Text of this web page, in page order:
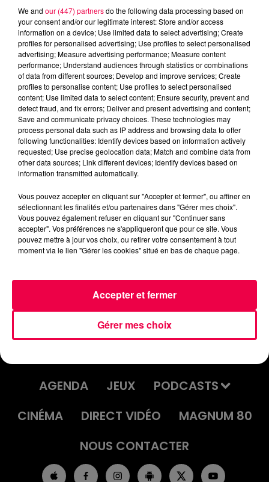
podcasts/2025/11/Drole-de-Bruit-4.mp3
AGENDA
JEUX
PODCASTS
CINÉMA
DIRECT VIDÉO
MAGNUM 80
NOUS CONTACTER
We and our (447) partnersdo the following data processing based on
your consent and/or our legitimate interest: Store and/or access
information on a device; Use limited data to select advertising; Create
profiles for personalised advertising; Use profiles to select personalised
advertising; Measure advertising performance; Measure content
performance; Understand audiences through statistics or combinations
of data from different sources; Develop and improve services; Create
profiles to personalise content; Use profiles to select personalised
content; Use limited data to select content; Ensure security, prevent and
detect fraud, and fix errors; Deliver and present advertising and content;
Save and communicate privacy choices. These technologies may
process personal data such as IP address and browsing data to offer
following functionalities: Identify devices based on information actively
requested; Use precise geolocation data; Match and combine data from
other data sources; Link different devices; Identify devices based on
information transmitted automatically.
Vous pouvez accepter en cliquant sur "Accepter et fermer", ou affiner en
sélectionnant les finalités et/ou partenaires dans "Gérer mes choix".
Vous pouvez également refuser en cliquant sur "Continuer sans
accepter". Vos préférences ne s'appliqueront que pour ce site. Vous
pouvez mettre à jour vos choix, ou retirer votre consentement à tout
moment via le lien "Gérer les cookies" situé en bas de chaque page.
Gérer mes choix
Accepter et fermer